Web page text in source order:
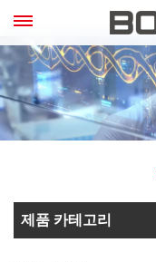
제품 카테고리